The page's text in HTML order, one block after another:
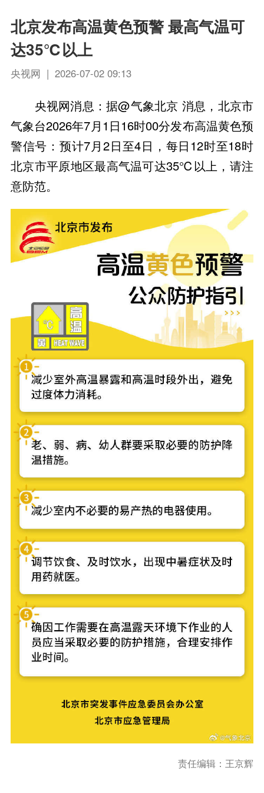
北京发布高温黄色预警 最高气温可
达35℃以上
央视网 | 2026-07-02 09:13
央视网消息：据@气象北京 消息，北京市
气象台2026年7月1日16时00分发布高温黄色预
警信号：预计7月2日至4日，每日12时至18时
北京市平原地区最高气温可达35℃以上，请注
意防范。
责任编辑：王京辉